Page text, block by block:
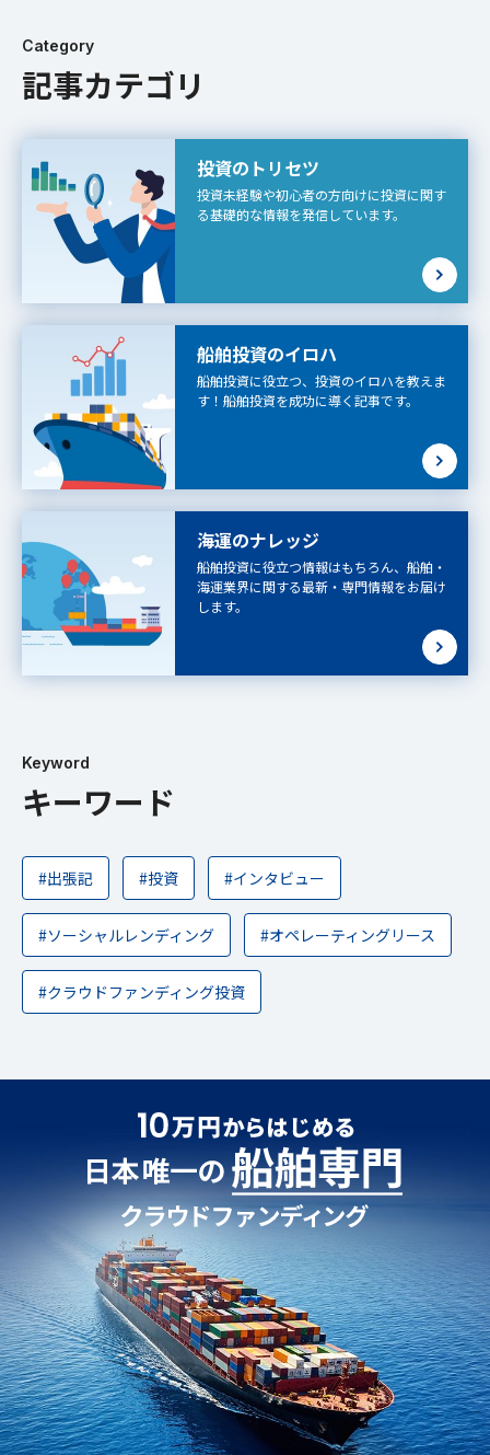
なく賃貸借に近い
Category
記事カテゴリ
投資のトリセツ
投資未経験や初心者の方向けに投資に関す
る基礎的な情報を発信しています。
船舶投資のイロハ
船舶投資に役立つ、投資のイロハを教えま
す！船舶投資を成功に導く記事です。
海運のナレッジ
船舶投資に役立つ情報はもちろん、船舶・
海運業界に関する最新・専門情報をお届け
します。
Keyword
キーワード
#出張記 #投資 #インタビュー
#ソーシャルレンディング #オペレーティングリース
#クラウドファンディング投資